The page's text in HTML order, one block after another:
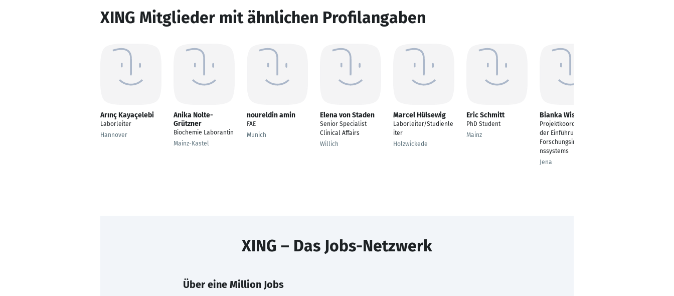
XING Mitglieder mit ähnlichen Profilangaben
Arınç Kayaçelebi
Laborleiter
Hannover
Anika Nolte-
Grützner
Biochemie Laborantin
Mainz-Kastel
noureldin amin
FAE
Munich
Elena von Staden
Senior Specialist
Clinical Affairs
Willich
Marcel Hülsewig
Laborleiter/Studienle
iter
Holzwickede
Eric Schmitt
PhD Student
Mainz
Bianka Wissuwa
Projektkoordinatorin
der Einführung eines
Forschungsinformatio
nssystems
Jena
XING – Das Jobs-Netzwerk
Über eine Million Jobs